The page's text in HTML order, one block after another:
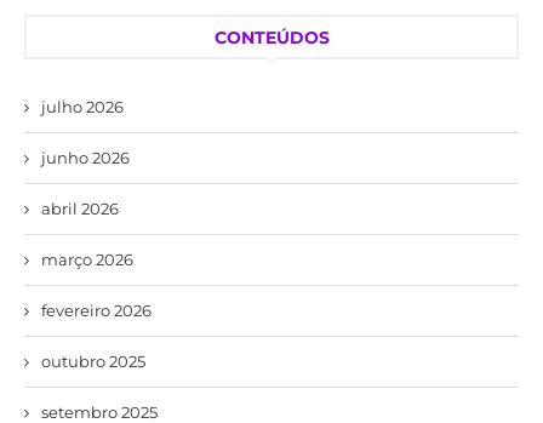
CONTEÚDOS
julho 2026
junho 2026
abril 2026
março 2026
fevereiro 2026
outubro 2025
setembro 2025